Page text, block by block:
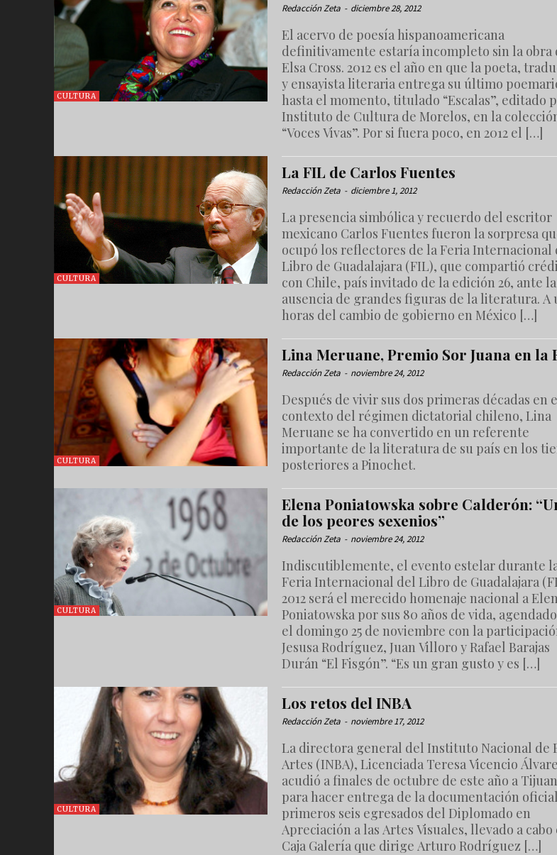
CULTURA
Redacción Zeta - diciembre 28, 2012
El acervo de poesía hispanoamericana
definitivamente estaría incompleto sin la obra
Elsa Cross. 2012 es el año en que la poeta,
y ensayista literaria entrega su último
hasta el momento, titulado “Escalas”, editado
Instituto de Cultura de Morelos, en la
“Voces Vivas”. Por si fuera poco, en 2012 el […]
CULTURA
La FIL de Carlos Fuentes
Redacción Zeta - diciembre 1, 2012
La presencia simbólica y recuerdo del escritor
mexicano Carlos Fuentes fueron la sorpresa
ocupó los reflectores de la Feria Internacional
Libro de Guadalajara (FIL), que compartió
con Chile, país invitado de la edición 26, ante la
ausencia de grandes figuras de la literatura. A
horas del cambio de gobierno en México […]
CULTURA
Lina Meruane, Premio Sor Juana en la
Redacción Zeta - noviembre 24, 2012
Después de vivir sus dos primeras décadas en
contexto del régimen dictatorial chileno, Lina
Meruane se ha convertido en un referente
importante de la literatura de su país en los
posteriores a Pinochet.
CULTURA
Elena Poniatowska sobre Calderón:
de los peores sexenios”
Redacción Zeta - noviembre 24, 2012
Indiscutiblemente, el evento estelar durante
Feria Internacional del Libro de Guadalajara
2012 será el merecido homenaje nacional a
Poniatowska por sus 80 años de vida,
el domingo 25 de noviembre con la
Jesusa Rodríguez, Juan Villoro y Rafael Barajas
Durán “El Fisgón”. “Es un gran gusto y es […]
CULTURA
Los retos del INBA
Redacción Zeta - noviembre 17, 2012
La directora general del Instituto Nacional de
Artes (INBA), Licenciada Teresa Vicencio
acudió a finales de octubre de este año a
para hacer entrega de la documentación
primeros seis egresados del Diplomado en
Apreciación a las Artes Visuales, llevado a cabo
Caja Galería que dirige Arturo Rodríguez […]